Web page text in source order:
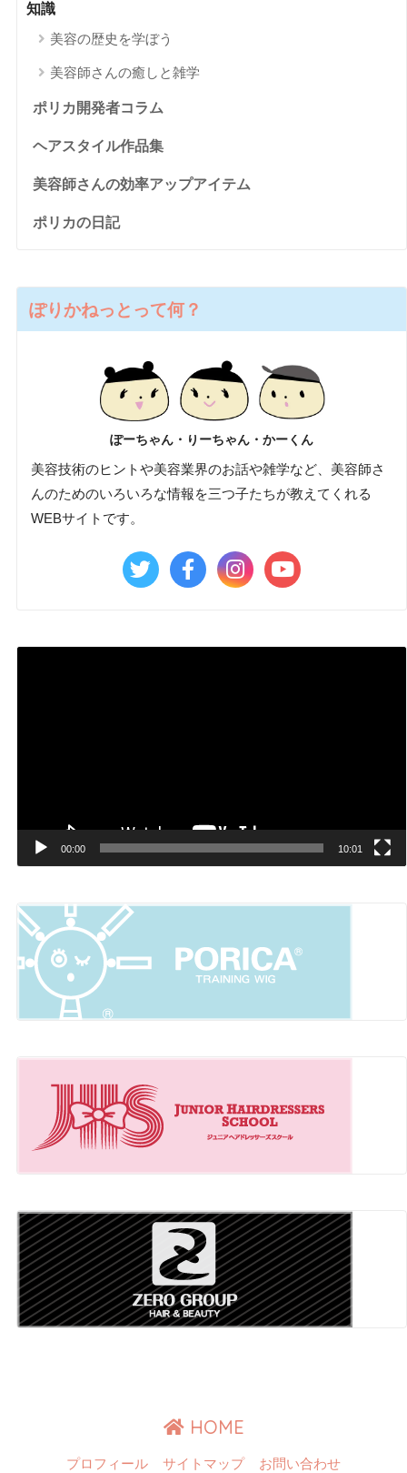
知識
美容の歴史を学ぼう
美容師さんの癒しと雑学
ポリカ開発者コラム
ヘアスタイル作品集
美容師さんの効率アップアイテム
ポリカの日記
ぽりかねっとって何？
ぽーちゃん・りーちゃん・かーくん
美容技術のヒントや美容業界のお話や雑学など、美容師さ
んのためのいろいろな情報を三つ子たちが教えてくれる
WEBサイトです。
00:00 10:01
HOME
プロフィール サイトマップ お問い合わせ